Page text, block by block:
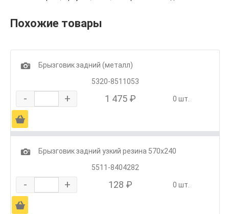
Похожие товары
1
Брызговик задний (металл)
5320-8511053
- + 1 475 ₽ 0 шт.
Ä
1
Брызговик задний узкий резина 570х240
5511-8404282
- + 128 ₽ 0 шт.
Ä